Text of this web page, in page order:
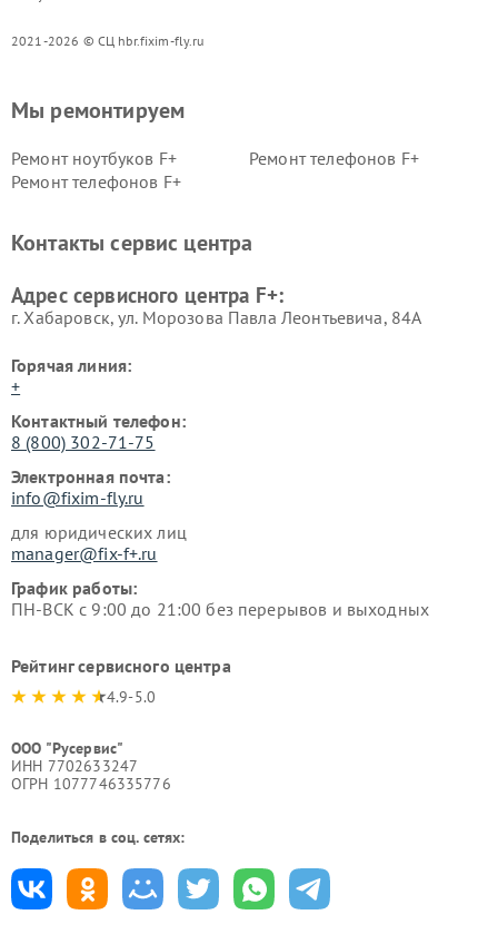
2021-2026 © СЦ hbr.fixim-fly.ru
Мы ремонтируем
Ремонт ноутбуков F+
Ремонт телефонов F+
Ремонт телефонов F+
Контакты сервис центра
Адрес сервисного центра F+:
г. Хабаровск, ул. Морозова Павла Леонтьевича, 84А
Горячая линия:
+
Контактный телефон:
8 (800) 302-71-75
Электронная почта:
info@fixim-fly.ru
для юридических лиц
manager@fix-f+.ru
График работы:
ПН-ВСК с 9:00 до 21:00 без перерывов и выходных
Рейтинг сервисного центра
4.9-5.0
ООО "Русервис"
ИНН 7702633247
ОГРН 1077746335776
Поделиться в соц. сетях: